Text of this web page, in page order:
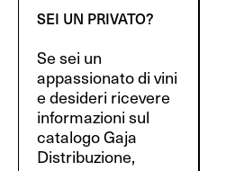
SEI UN PRIVATO?
Se sei un
appassionato di vini
e desideri ricevere
informazioni sul
catalogo Gaja
Distribuzione,